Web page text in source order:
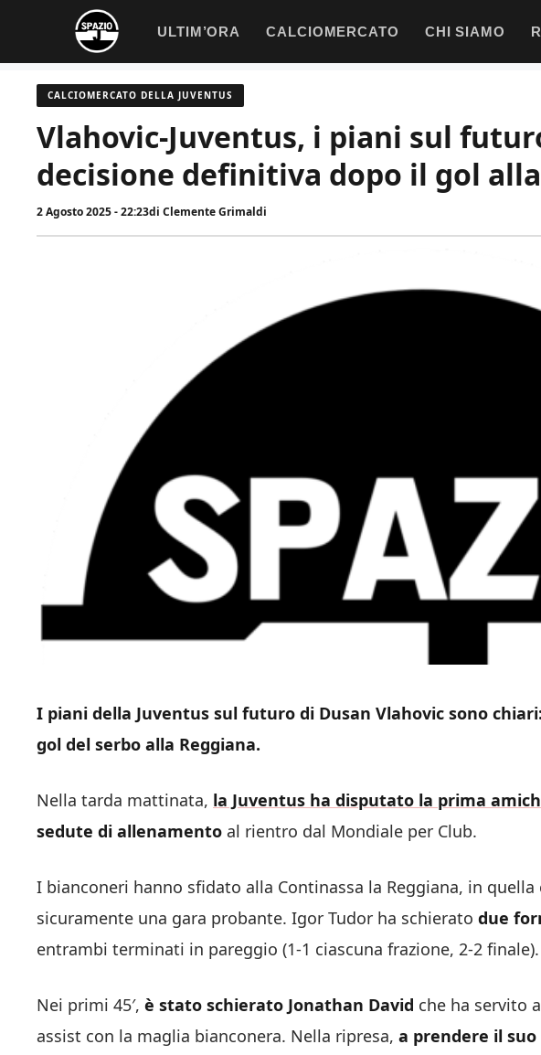
contenuto
ULTIM’ORA CALCIOMERCATO CHI SIAMO
CALCIOMERCATO DELLA JUVENTUS
Vlahovic-Juventus, i piani sul
decisione definitiva dopo il gol
2 Agosto 2025 - 22:23di Clemente Grimaldi
I piani della Juventus sul futuro di Dusan Vlahovic sono
gol del serbo alla Reggiana.
Nella tarda mattinata, la Juventus ha disputato la prima
sedute di allenamento al rientro dal Mondiale per Club.
I bianconeri hanno sfidato alla Continassa la Reggiana, in
sicuramente una gara probante. Igor Tudor ha schierato due
entrambi terminati in pareggio (1-1 ciascuna frazione, 2-2 finale).
Nei primi 45′, è stato schierato Jonathan David che ha servito
assist con la maglia bianconera. Nella ripresa, a prendere il